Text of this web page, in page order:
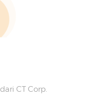
CT Corp.